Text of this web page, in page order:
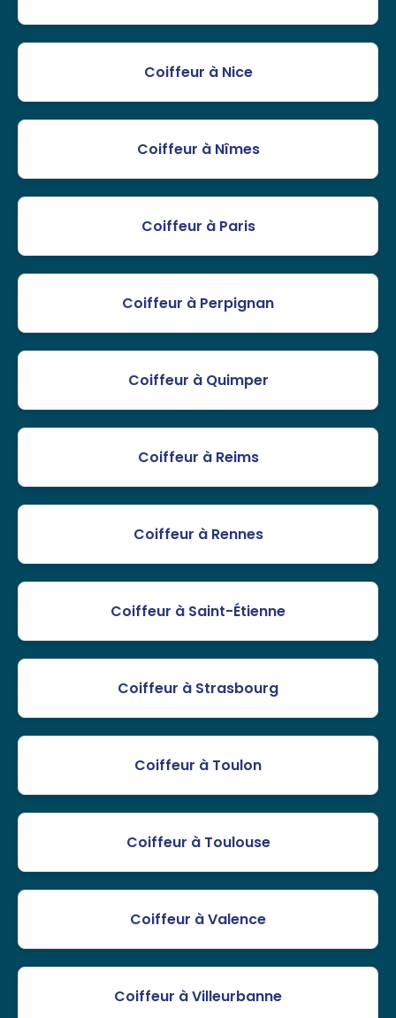
Coiffeur à Nice
Coiffeur à Nîmes
Coiffeur à Paris
Coiffeur à Perpignan
Coiffeur à Quimper
Coiffeur à Reims
Coiffeur à Rennes
Coiffeur à Saint-Étienne
Coiffeur à Strasbourg
Coiffeur à Toulon
Coiffeur à Toulouse
Coiffeur à Valence
Coiffeur à Villeurbanne